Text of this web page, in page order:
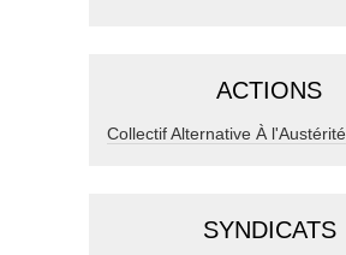
ACTIONS
Collectif Alternative À l'Austérité
SYNDICATS